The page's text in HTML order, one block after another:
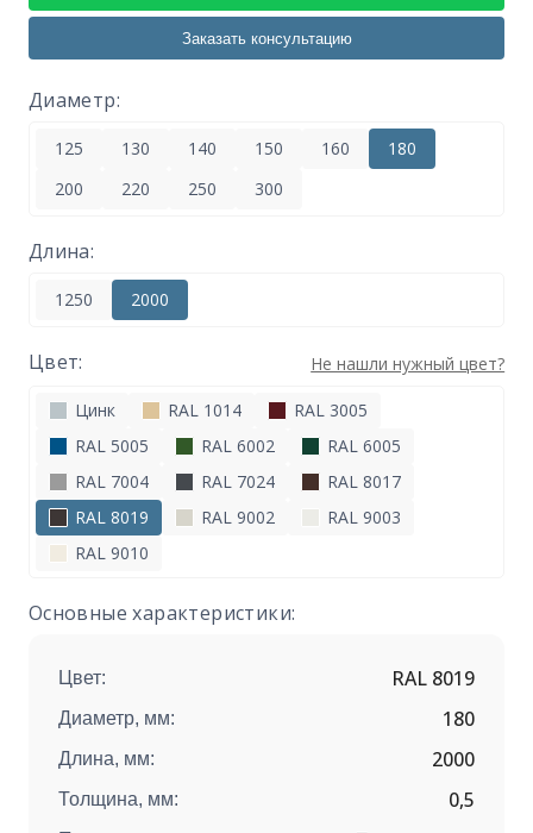
Заказать консультацию
Диаметр:
125 130 140 150 160
180
200
220 250 300
Длина:
1250 2000
Цвет: Не нашли нужный цвет?
Цинк RAL 1014
RAL 3005
RAL 5005
RAL 6002
RAL 6005
RAL 7004
RAL 7024
RAL 8017
RAL 8019
RAL 9002
RAL 9003
RAL 9010
Основные характеристики:
Цвет: RAL 8019
Диаметр, мм: 180
Длина, мм: 2000
Толщина, мм: 0,5